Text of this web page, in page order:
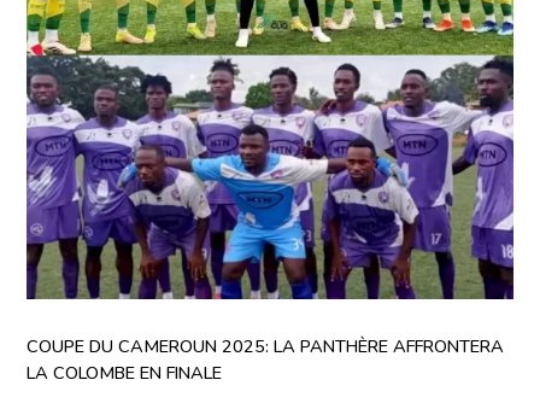
COUPE DU CAMEROUN 2025: LA PANTHÈRE AFFRONTERA
LA COLOMBE EN FINALE